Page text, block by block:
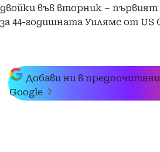
двойки във вторник –
за 44-годишната Уилямс от US
Добави ни в
Google